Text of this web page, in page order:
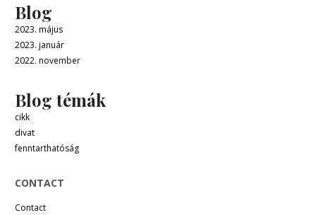
Blog
2023. május
2023. január
2022. november
Blog témák
cikk
divat
fenntarthatóság
CONTACT
Contact